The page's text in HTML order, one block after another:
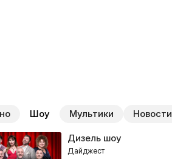
Шоу Мультики Новости
Дизель шоу
Дайджест